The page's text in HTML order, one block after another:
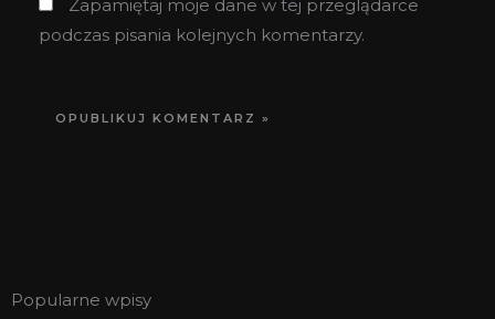
Zapamiętaj moje dane w tej przeglądarce
podczas pisania kolejnych komentarzy.
Popularne wpisy